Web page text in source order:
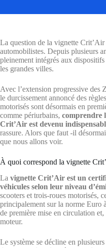
La question de la vignette
automobilistes. Depuis plusieurs
pleinement intégrés aux
les grandes villes.
Avec l’extension progressive des
le durcissement annoncé des
motorisés sont désormais en
comme périurbains, comprendre
Crit’Air est devenu
rassure. Alors que faut -il
que nous allons voir.
À quoi correspond la vignette
La vignette Crit’Air est un
véhicules selon leur niveau
scooters et trois-roues motorisés,
principalement sur la norme Euro
de première mise en circulation
moteur.
Le système se décline en